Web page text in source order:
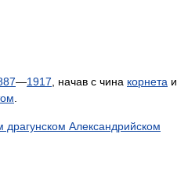
—1917 , начав с чина корнета и
драгунском Александрийском